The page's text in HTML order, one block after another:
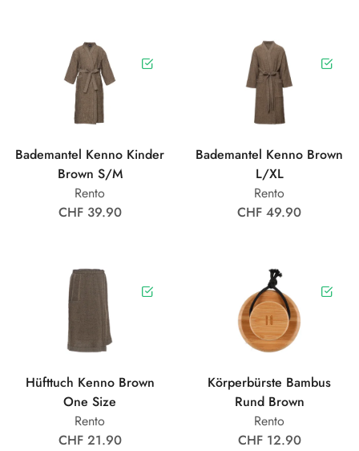
Bademantel Kenno Kinder
Brown S/M
Rento
CHF 39.90
Bademantel Kenno Brown
L/XL
Rento
CHF 49.90
Hüfttuch Kenno Brown
One Size
Rento
CHF 21.90
Körperbürste Bambus
Rund Brown
Rento
CHF 12.90